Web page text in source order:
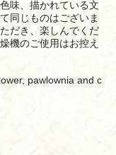
味、描かれている文
同じものはございま
だき、楽しんでくだ
機のご使用はお控え
pawlownia and c